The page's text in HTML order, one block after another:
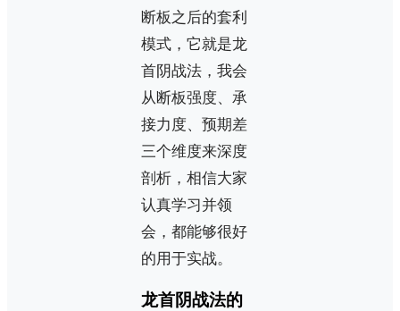
断板之后的套利
模式，它就是龙
首阴战法，我会
从断板强度、承
接力度、预期差
三个维度来深度
剖析，相信大家
认真学习并领
会，都能够很好
的用于实战。
龙首阴战法的